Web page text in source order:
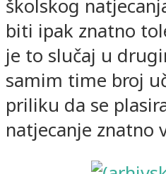
školskog
biti ipak znatno
je to slučaj u
samim time broj
priliku da se
natjecanje znatno